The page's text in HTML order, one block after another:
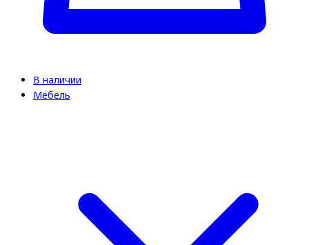
В наличии
Мебель